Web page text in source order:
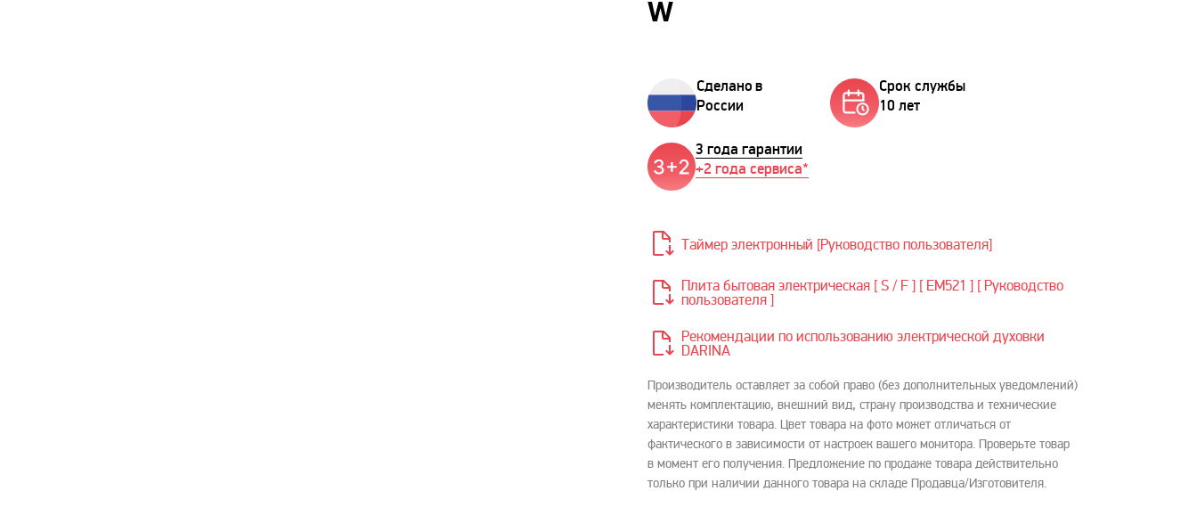
W
Сделано в
России
Срок службы
10 лет
3 года гарантии
+2 года сервиса*
Производитель оставляет за собой право (без дополнительных уведомлений)
менять комплектацию, внешний вид, страну производства и технические
характеристики товара. Цвет товара на фото может отличаться от
фактического в зависимости от настроек вашего монитора. Проверьте товар
в момент его получения. Предложение по продаже товара действительно
только при наличии данного товара на складе Продавца/Изготовителя.
Таймер электронный [Руководство пользователя]
Плита бытовая электрическая [ S / F ] [ ЕМ521 ] [ Руководство
пользователя ]
Рекомендации по использованию электрической духовки
DARINA